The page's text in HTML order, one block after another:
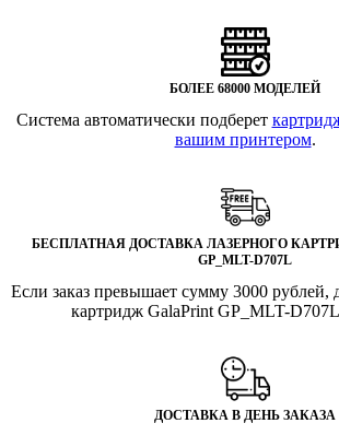
БОЛЕЕ 68000 МОДЕЛЕЙ
Система автоматически подберет
вашим принтером.
БЕСПЛАТНАЯ ДОСТАВКА ЛАЗЕРНОГО
GP_MLT-D707L
Если заказ превышает сумму 3000 рублей,
картридж GalaPrint GP_MLT-
ДОСТАВКА В ДЕНЬ ЗАКАЗА